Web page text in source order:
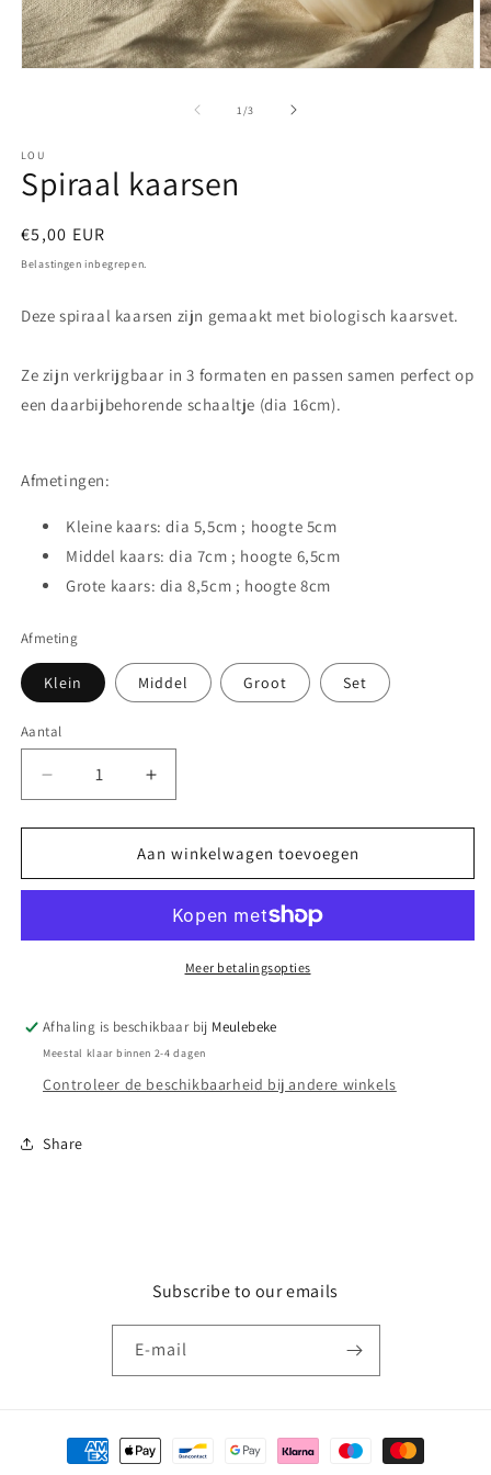
1 /van
3
LOU
Spiraal kaarsen
Normale
prijs
€5,00 EUR
Belastingen inbegrepen.
Deze spiraal kaarsen zijn gemaakt met biologisch kaarsvet.
Ze zijn verkrijgbaar in 3 formaten en passen samen perfect op
een daarbijbehorende schaaltje (dia 16cm).
Afmetingen:
Kleine kaars: dia 5,5cm ; hoogte 5cm
Middel kaars: dia 7cm ; hoogte 6,5cm
Grote kaars: dia 8,5cm ; hoogte 8cm
Afmeting
Klein Middel Groot Set
Aantal
Aantal
Aantal
verlagen
voor
kaarsen
Aantal
verhogen
voor
Spiraal
kaarsen
Aan winkelwagen toevoegen
Meer betalingsopties
Afhaling is beschikbaar bij Meulebeke
Meestal klaar binnen 2-4 dagen
Controleer de beschikbaarheid bij andere winkels
Share
Subscribe to our emails
E‑mail
Betaalmethoden